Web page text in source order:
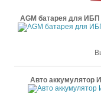
AGM батарея для ИБП
Авто аккумулятор